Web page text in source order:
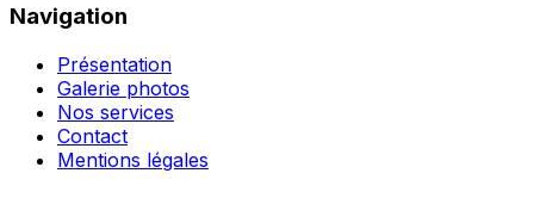
Navigation
Présentation
Galerie photos
Nos services
Contact
Mentions légales